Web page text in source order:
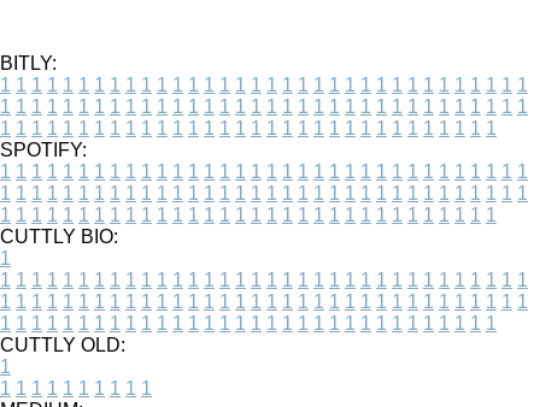
BITLY:
1 1 1 1 1 1 1 1 1 1 1 1 1 1 1 1 1 1 1 1 1 1 1 1 1 1 1 1 1 1 1 1 1 1
1 1 1 1 1 1 1 1 1 1 1 1 1 1 1 1 1 1 1 1 1 1 1 1 1 1 1 1 1 1 1 1 1 1
1 1 1 1 1 1 1 1 1 1 1 1 1 1 1 1 1 1 1 1 1 1 1 1 1 1 1 1 1 1 1 1
SPOTIFY:
1 1 1 1 1 1 1 1 1 1 1 1 1 1 1 1 1 1 1 1 1 1 1 1 1 1 1 1 1 1 1 1 1 1
1 1 1 1 1 1 1 1 1 1 1 1 1 1 1 1 1 1 1 1 1 1 1 1 1 1 1 1 1 1 1 1 1 1
1 1 1 1 1 1 1 1 1 1 1 1 1 1 1 1 1 1 1 1 1 1 1 1 1 1 1 1 1 1 1 1
CUTTLY BIO:
1
1 1 1 1 1 1 1 1 1 1 1 1 1 1 1 1 1 1 1 1 1 1 1 1 1 1 1 1 1 1 1 1 1 1
1 1 1 1 1 1 1 1 1 1 1 1 1 1 1 1 1 1 1 1 1 1 1 1 1 1 1 1 1 1 1 1 1 1
1 1 1 1 1 1 1 1 1 1 1 1 1 1 1 1 1 1 1 1 1 1 1 1 1 1 1 1 1 1 1 1
CUTTLY OLD:
1
1 1 1 1 1 1 1 1 1 1